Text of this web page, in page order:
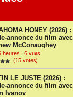
HONEY (2026) :
annonce du film avec
McConaughey
heures | 6 vues
(15 votes)
LE JUSTE (2026) :
annonce du film avec
Ivanov